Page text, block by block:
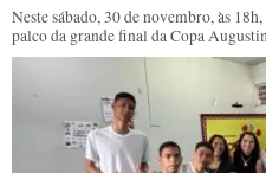
Neste sábado, 30 de novembro, às
palco da grande final da Copa